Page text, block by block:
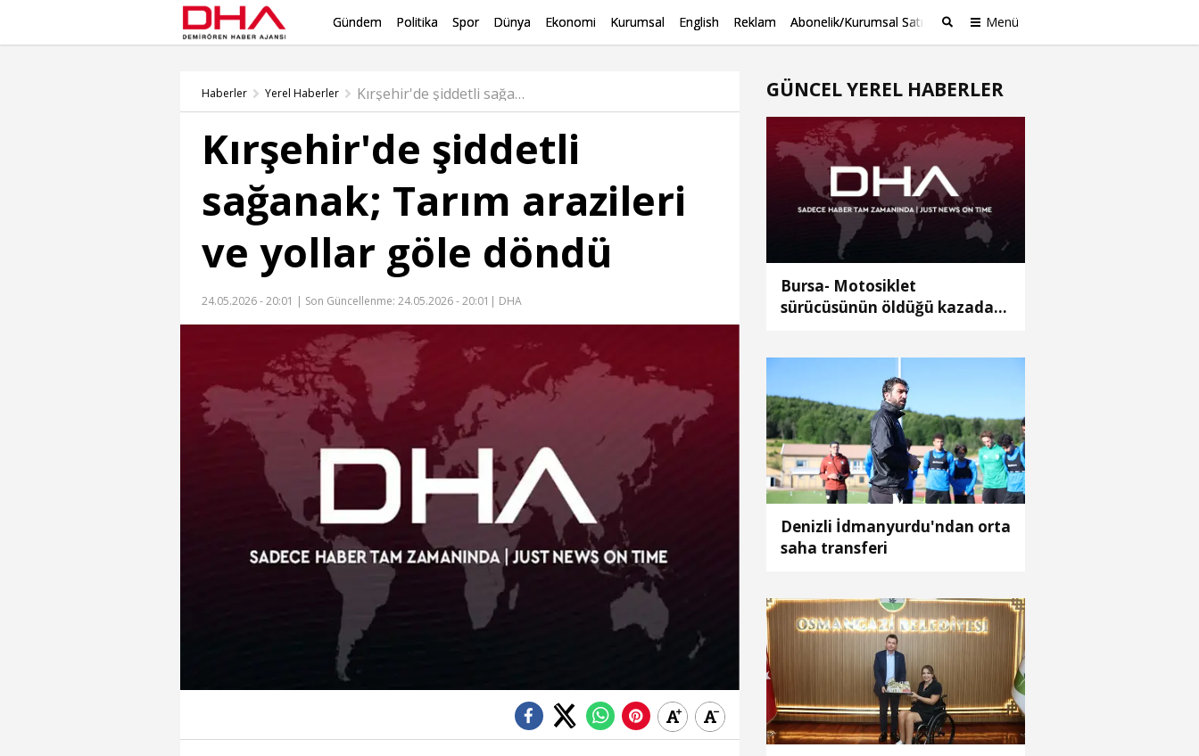
Gündem Politika Spor Dünya Ekonomi Kurumsal English Reklam Abonelik/Kurumsal Satış Menü
Haberler Yerel Haberler Kırşehir'de şiddetli sağanak; Tarım arazileri ve yollar göle döndü Haber
Kırşehir'de şiddetli
sağanak; Tarım arazileri
ve yollar göle döndü
24.05.2026 - 20:01 | Son Güncellenme: 24.05.2026 - 20:01 | DHA
GÜNCEL YEREL HABERLER
Bursa- Motosiklet
sürücüsünün öldüğü kazada
Denizli İdmanyurdu'ndan orta
saha transferi